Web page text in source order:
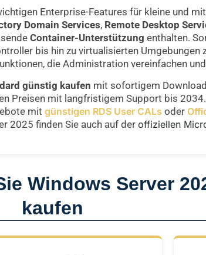
Enterprise-Features für kleine und
Domain Services, Remote Desktop
Container-Unterstützung enthalten.
bis hin zu virtualisierten Umgebungen
die Administration vereinfachen
günstig kaufen mit sofortigem
Preisen mit langfristigem Support bis
mit günstigen RDS User CALs oder
2025 finden Sie auch auf der offiziellen
Windows Server
kaufen